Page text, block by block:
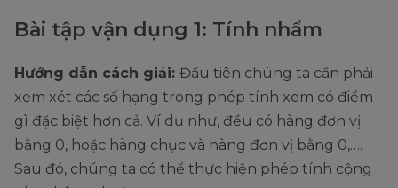
Bài tập vận dụng 1: Tính nhẩm
Hướng dẫn cách giải: Đầu tiên chúng ta cần phải
xem xét các số hạng trong phép tính xem có điểm
gì đặc biệt hơn cả. Ví dụ như, đều có hàng đơn vị
bằng 0, hoặc hàng chục và hàng đơn vị bằng 0,….
Sau đó, chúng ta có thể thực hiện phép tính cộng